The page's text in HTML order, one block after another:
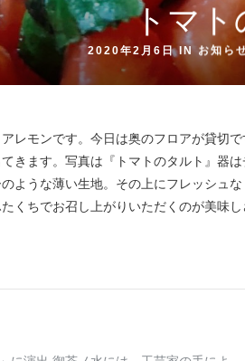
トマト
2020年2月6日 IN お知ら
レモンです。今日は奥のフロアが貸切
きます。写真は『トマトのタルト』器
ような薄い生地。その上にフレッシュ
くちでお召し上がりいただくのが美味